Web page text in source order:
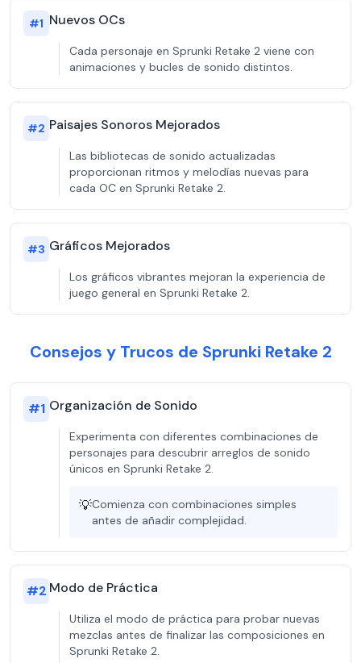
#1 Nuevos OCs
Cada personaje en Sprunki Retake 2 viene con
animaciones y bucles de sonido distintos.
#2 Paisajes Sonoros Mejorados
Las bibliotecas de sonido actualizadas
proporcionan ritmos y melodías nuevas para
cada OC en Sprunki Retake 2.
#3 Gráficos Mejorados
Los gráficos vibrantes mejoran la experiencia de
juego general en Sprunki Retake 2.
Consejos y Trucos de Sprunki Retake 2
#1 Organización de Sonido
Experimenta con diferentes combinaciones de
personajes para descubrir arreglos de sonido
únicos en Sprunki Retake 2.
💡Comienza con combinaciones simples
antes de añadir complejidad.
#2 Modo de Práctica
Utiliza el modo de práctica para probar nuevas
mezclas antes de finalizar las composiciones en
Sprunki Retake 2.